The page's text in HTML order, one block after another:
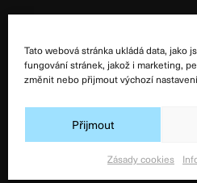
Tato webová stránka ukládá data, jako
fungování stránek, jakož i marketing,
změnit nebo přijmout výchozí
Přijmout
Zásady cookies
© Archeologický ústav AV ČR, Brno, v. v. i.
Designed & Developed by